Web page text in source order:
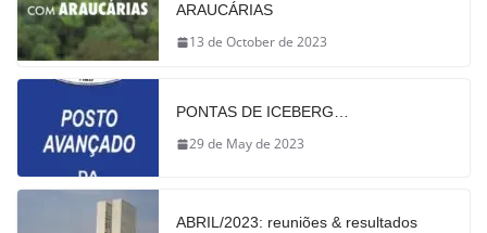
ARAUCÁRIAS
13 de October de 2023
PONTAS DE ICEBERG…
29 de May de 2023
ABRIL/2023: reuniões & resultados